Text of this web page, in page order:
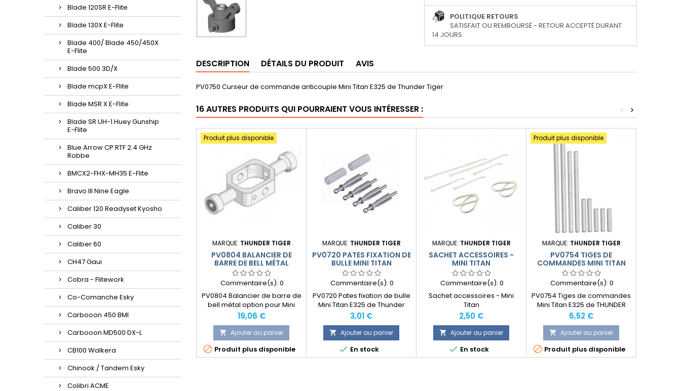
Blade 120SR E-Flite
Blade 130X E-Flite
Blade 400/ Blade 450/450X
E-Flite
Blade 500 3D/X
Blade mcpX E-Flite
Blade MSR X E-Flite
Blade SR UH-1 Huey Gunship
E-Flite
Blue Arrow CP RTF 2.4 GHz
Robbe
BMCX2-FHX-MH35 E-Flite
Bravo III Nine Eagle
Caliber 120 Readyset Kyosho
Caliber 30
Caliber 60
CH47 Gaui
Cobra - Flitework
Co-Comanche Esky
Carbooon 450 BMI
Carbooon MD500 DX-L
CB100 Walkera
Chinook / Tandem Esky
Colibri ACME
POLITIQUE RETOURS
SATISFAIT OU REMBOURSÉ - RETOUR ACCEPTÉ DURANT
14 JOURS
DESCRIPTION DÉTAILS DU PRODUIT AVIS
PV0750 Curseur de commande anticouple Mini Titan E325 de Thunder Tiger
16 AUTRES PRODUITS QUI POURRAIENT VOUS INTÉRESSER : >
<
Produit plus disponible
MARQUE: THUNDER TIGER
PV0804 BALANCIER DE
BARRE DE BELL MÉTAL
Commentaire(s): 0
PV0804 Balancier de barre de
bell métal option pour Mini
Titan Thunder Tiger
Prix
19,06 €
 Ajouter au panier
 Produit plus disponible
MARQUE: THUNDER TIGER
PV0720 PATES FIXATION DE
BULLE MINI TITAN
Commentaire(s): 0
PV0720 Pates fixation de bulle
Mini Titan E325 de Thunder
Tiger
Prix
3,01 €
 Ajouter au panier
 En stock
MARQUE: THUNDER TIGER
SACHET ACCESSOIRES -
MINI TITAN
Commentaire(s): 0
Sachet accessoires - Mini
Titan
Prix
2,50 €
 Ajouter au panier
 En stock
Produit plus disponible
MARQUE: THUNDER TIGER
PV0754 TIGES DE
COMMANDES MINI TITAN
Commentaire(s): 0
PV0754 Tiges de commandes
Mini Titan E325 de THUNDER
TIGER
Prix
6,52 €
 Ajouter au panier
 Produit plus disponible